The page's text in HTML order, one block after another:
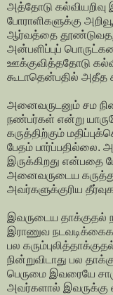
அத்தோடு கல்வியறிவு
போராளிகளுக்கு
ஆர்வத்தை
அன்பளிப்புப்
ஊக்குவித்ததோடு
கூடாதென்பதில் அதீத
அனைவருடனும் சம
நண்பர்கள் என்று
கருத்திற்கும்
பேதம் பார்ப்பதில்லை.
இருக்கிறது என்பதை
அனைவருடைய
அவர்களுக்குரிய
இவருடைய தாக்குதல்
இராணுவ
பல
நின்றுவிடாது பல
பெருமை இவரையே
அவர்களால் இவருக்கு